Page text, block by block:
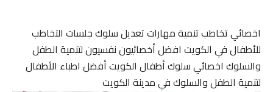
اخصائي تخاطب تنمية مهارات تعديل سلوك جلسات التخاطب
للأطفال في الكويت افضل أخصائيون نفسيون لتنمية الطفل
والسلوك اخصائي سلوك أطفال الكويت أفضل اطباء الأطفال
لتنمية الطفل والسلوك في مدينة الكويت